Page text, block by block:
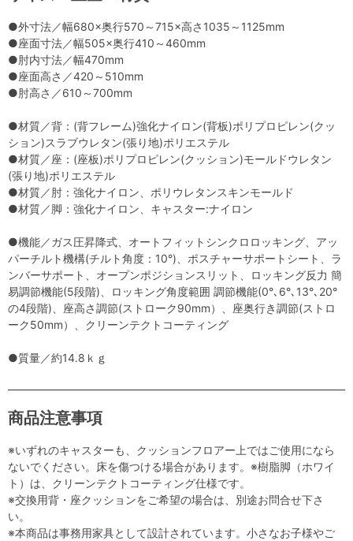
●外寸法／幅680×奥行570～715×高さ1035～1125mm
●座面寸法／幅505×奥行410～460mm
●肘内寸法／幅470mm
●座面高さ／420～510mm
●肘高さ／610～700mm
●材質／背：(背フレーム)強化ナイロン(背板)ポリプロピレン(クッ
ション)スラブウレタン(張り地)ポリエステル
●材質／座：(座板)ポリプロピレン(クッション)モールドウレタン
(張り地)ポリエステル
●材質／肘：強化ナイロン、ポリウレタンスキンモールド
●材質／脚：強化ナイロン、キャスター:ナイロン
●機能／ガス圧昇降式、オートフィットシンクロロッキング、アッ
パーチルト機構(チルト角度：10°)、ポスチャーサポートシート、ラ
ンバーサポート、オープンポジションスリット、ロッキング反力 簡
易調節機能(5段階)、ロッキング角度範囲 調節機能(0°､6°､13°､20°
の4段階)、座高さ調節(ストローク90mm）、座奥行き調節(ストロ
ーク50mm）、クリーンテクトコーティング
●質量／約14.8ｋｇ
商品注意事項
※いずれのキャスターも、クッションフロアー上ではご使用になら
ないでください。床を傷つける場合があります。※樹脂脚（ホワイ
ト）は、クリーンテクトコーティング仕様です。
※交換用背・座クッションをご希望の場合は、別途お問合せ下さ
い。
※本商品は事務用家具として設計されています。小さなお子様やご